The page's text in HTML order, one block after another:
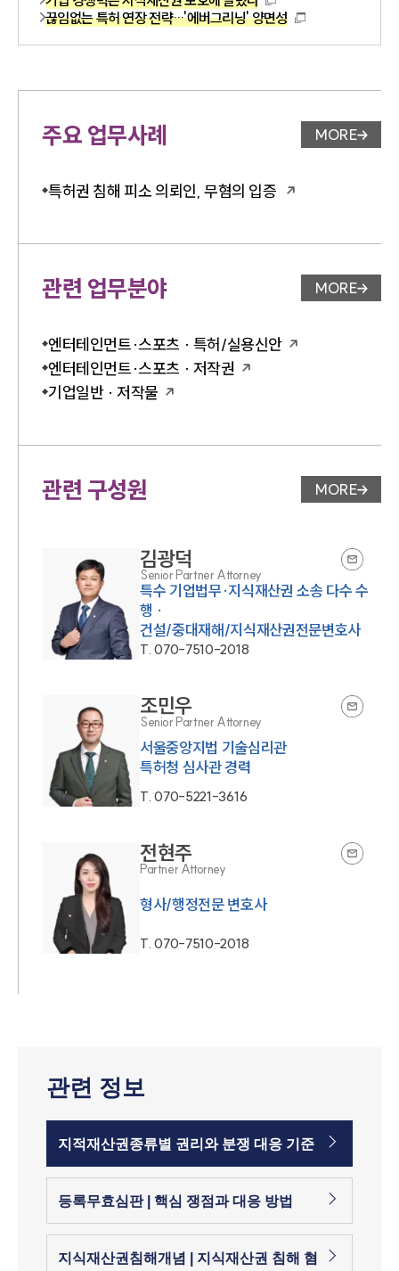
끊임없는 특허 연장 전략…'에버그리닝' 양면성
주요 업무사례 업무사례
MORE
특허권 침해 피소 의뢰인, 무혐의 입증
관련 업무분야 업무분야
MORE
엔터테인먼트·스포츠 · 특허/실용신안
엔터테인먼트·스포츠 · 저작권
기업일반 · 저작물
관련 구성원 변호사 페
MORE
김광덕
Senior Partner Attorney
특수 기업법무·지식재산권 소송 다수 수
행 ·
건설/중대재해/지식재산권전문변호사
T.070-7510-2018
조민우
Senior Partner Attorney
서울중앙지법 기술심리관
특허청 심사관 경력
T.070-5221-3616
전현주
Partner Attorney
형사/행정전문 변호사
T.070-7510-2018
관련 정보
지적재산권종류별 권리와 분쟁 대응 기준
등록무효심판 | 핵심 쟁점과 대응 방법
지식재산권침해개념 | 지식재산권 침해 혐